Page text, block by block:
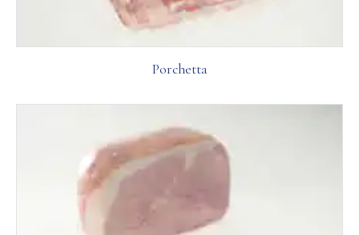
Porchetta